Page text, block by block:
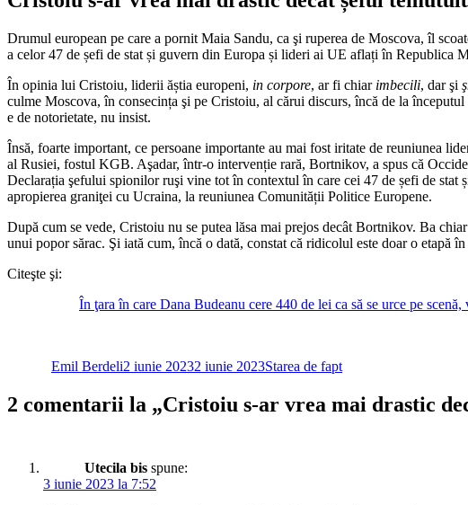
Drumul european pe care a pornit Maia Sandu, ca şi ruperea de Moscova, îl
a celor 47 de șefi de stat și guvern din Europa și lideri ai UE aflați în Republica
În opinia lui Cristoiu, liderii ăștia europeni, in corpore, ar fi chiar imbecili, dar şi
culme Moscova, în consecința şi pe Cristoiu, al cărui discurs, încă de la
e de notorietate, nu insist.
Însă, foarte important, ce persoane importante au mai fost iritate de reuniunea
al Rusiei, fostul KGB. Aşadar, într-o intervenție rară, Bortnikov, a spus că
Declarația şefului spionilor ruşi vine tot în contextul în care cei 47 de șefi de
apropierea graniţei cu Ucraina, la reuniunea Comunității Politice Europene.
După cum se vede, Cristoiu nu se putea lăsa mai prejos decât Bortnikov. Ba
unui popor sărac. Şi iată cum, încă o dată, constat că ridicolul este doar o etapă
Citeşte şi:
În ţara în care Dana Budeanu cere 440 de lei ca să se urce pe
Emil Berdeli2 iunie 20232 iunie 2023Starea de fapt
2 comentarii la „Cristoiu s-ar vrea mai drastic
Utecila bis spune:
3 iunie 2023 la 7:52